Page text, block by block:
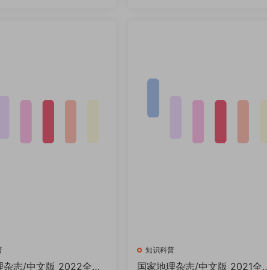
杂志/中文版 2022全年
知识科普
国家地理杂志/中文版 2021全